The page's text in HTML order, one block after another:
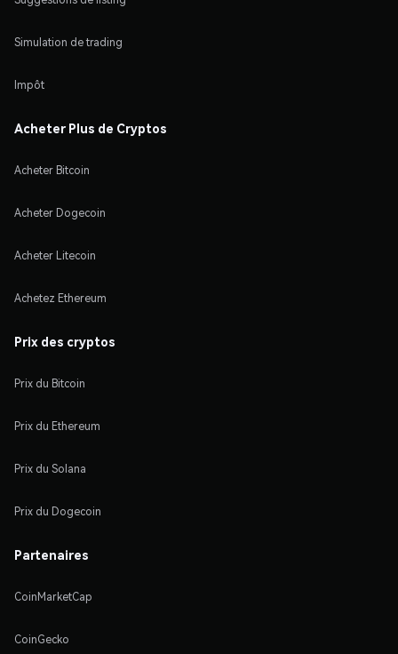
Simulation de trading
Impôt
Acheter Plus de Cryptos
Acheter Bitcoin
Acheter Dogecoin
Acheter Litecoin
Achetez Ethereum
Prix des cryptos
Prix du Bitcoin
Prix du Ethereum
Prix du Solana
Prix du Dogecoin
Partenaires
CoinMarketCap
CoinGecko